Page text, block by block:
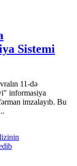
Sistemi
11-də
informasiya
imzalayıb. Bu